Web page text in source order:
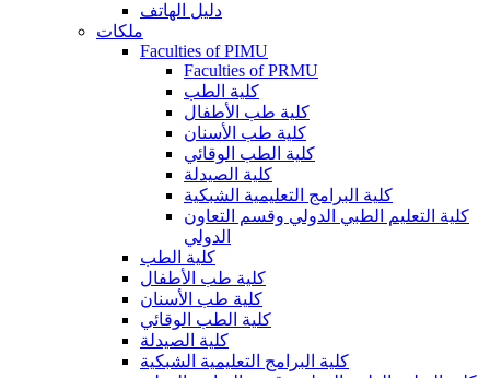
دليل الهاتف
ملكات
Faculties of PIMU
Faculties of PRMU
كلية الطب
كلية طب الأطفال
كلية طب الأسنان
كلية الطب الوقائي
كلية الصيدلة
كلية البرامج التعليمية الشبكية
كلية التعليم الطبي الدولي وقسم التعاون
الدولي
كلية الطب
كلية طب الأطفال
كلية طب الأسنان
كلية الطب الوقائي
كلية الصيدلة
كلية البرامج التعليمية الشبكية